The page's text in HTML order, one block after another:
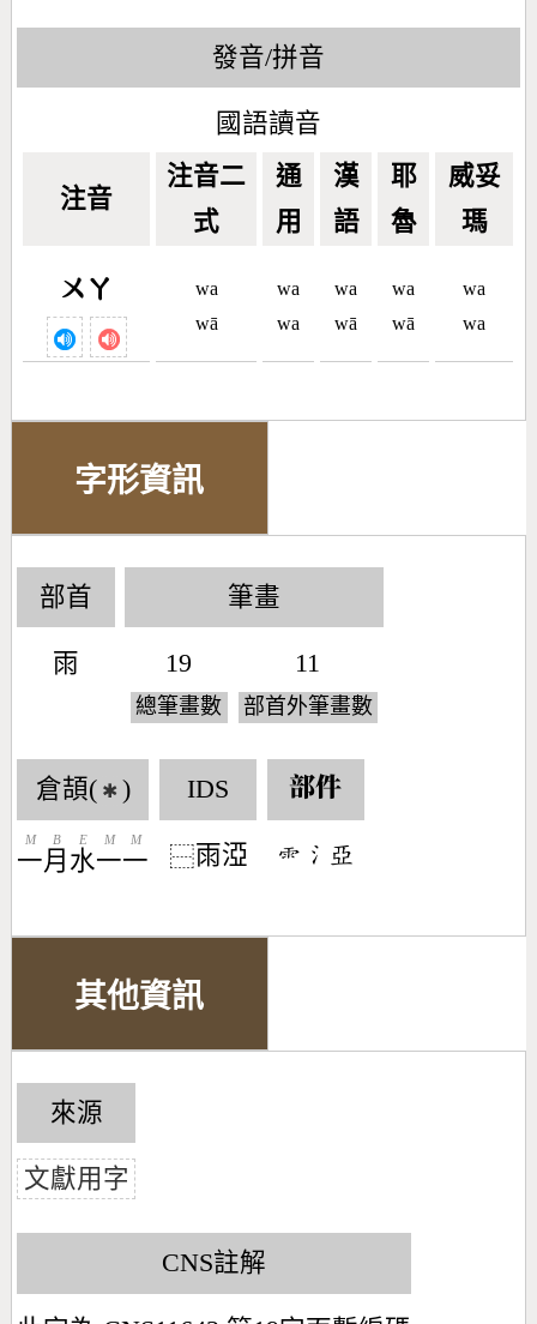
發音/拼音
國語讀音
注音
注音二
式
通
用
漢
語
耶
魯
威妥
瑪
ㄨㄚ
wa
wā
wa
wa
wa
wā
wa
wā
wa
wa
字形資訊
部首
雨
筆畫
19
總筆畫數
11
部首外筆畫數
倉頡( ✱ )
一
M
月
B
水
E
一
M
一
M
IDS
⿱雨𣵾
部件
󶇅󶄔󶇀
其他資訊
來源
文獻用字
CNS註解